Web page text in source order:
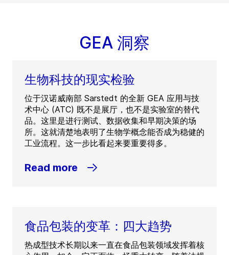
GEA 洞察
生物科技的现实检验
位于汉诺威南部 Sarstedt 的全新 GEA 应用与技
术中心 (ATC) 既不是展厅，也不是实验室的替代
品。这里是进行测试、数据收集和早期决策的场
所。这就清楚地表明了生物学概念能否成为稳健的
工业流程。这一步比看起来要重要得多。
Read more
食品包装的变革：四大趋势
热成型技术长期以来一直在食品包装领域发挥着核